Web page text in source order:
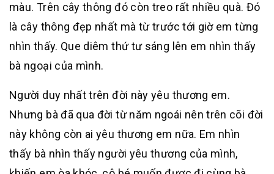
màu. Trên cây thông đó còn treo rất nhiều quà. Đó
là cây thông đẹp nhất mà từ trước tới giờ em từng
nhìn thấy. Que diêm thứ tư sáng lên em nhìn thấy
bà ngoại của mình.
Người duy nhất trên đời này yêu thương em.
Nhưng bà đã qua đời từ năm ngoái nên trên cõi đời
này không còn ai yêu thương em nữa. Em nhìn
thấy bà nhìn thấy người yêu thương của mình,